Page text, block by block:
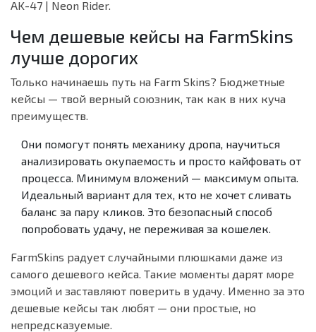
AK-47 | Neon Rider.
Чем дешевые кейсы на FarmSkins
лучше дорогих
Только начинаешь путь на Farm Skins? Бюджетные
кейсы — твой верный союзник, так как в них куча
преимуществ.
Они помогут понять механику дропа, научиться
анализировать окупаемость и просто кайфовать от
процесса. Минимум вложений — максимум опыта.
Идеальный вариант для тех, кто не хочет сливать
баланс за пару кликов. Это безопасный способ
попробовать удачу, не переживая за кошелек.
FarmSkins радует случайными плюшками даже из
самого дешевого кейса. Такие моменты дарят море
эмоций и заставляют поверить в удачу. Именно за это
дешевые кейсы так любят — они простые, но
непредсказуемые.